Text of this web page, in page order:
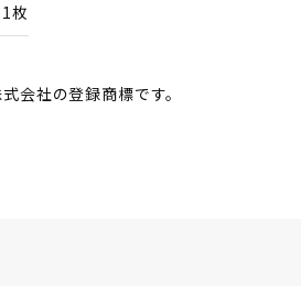
1枚
会社の登録商標です。